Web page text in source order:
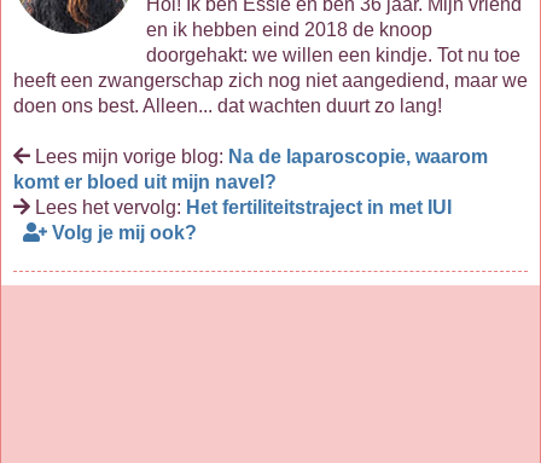
en ik hebben eind 2018 de knoop
doorgehakt: we willen een kindje. Tot nu toe
heeft een zwangerschap zich nog niet aangediend, maar we
doen ons best. Alleen... dat wachten duurt zo lang!
Lees mijn vorige blog: Na de laparoscopie, waarom
komt er bloed uit mijn navel?
Lees het vervolg: Het fertiliteitstraject in met IUI
Volg je mij ook?